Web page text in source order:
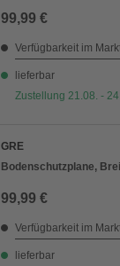
99,99 €
Verfügbarkeit im
lieferbar
Zustellung 21.08. -
GRE
Bodenschutzplane,
99,99 €
Verfügbarkeit im
lieferbar